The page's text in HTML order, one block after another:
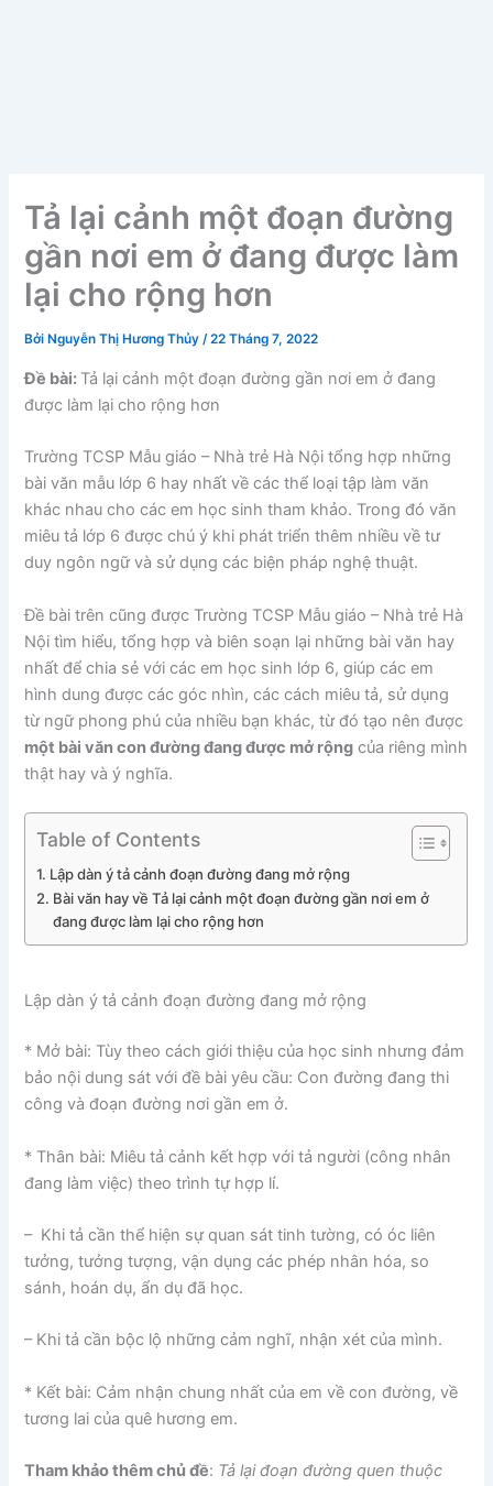
Tả lại cảnh một đoạn đường
gần nơi em ở đang được làm
lại cho rộng hơn
Bởi Nguyễn Thị Hương Thủy/22 Tháng 7, 2022
Đề bài: Tả lại cảnh một đoạn đường gần nơi em ở đang
được làm lại cho rộng hơn
Trường TCSP Mẫu giáo – Nhà trẻ Hà Nội tổng hợp những
bài văn mẫu lớp 6 hay nhất về các thể loại tập làm văn
khác nhau cho các em học sinh tham khảo. Trong đó văn
miêu tả lớp 6 được chú ý khi phát triển thêm nhiều về tư
duy ngôn ngữ và sử dụng các biện pháp nghệ thuật.
Đề bài trên cũng được Trường TCSP Mẫu giáo – Nhà trẻ Hà
Nội tìm hiểu, tổng hợp và biên soạn lại những bài văn hay
nhất để chia sẻ với các em học sinh lớp 6, giúp các em
hình dung được các góc nhìn, các cách miêu tả, sử dụng
từ ngữ phong phú của nhiều bạn khác, từ đó tạo nên được
một bài văn con đường đang được mở rộng của riêng mình
thật hay và ý nghĩa.
Table of Contents
Lập dàn ý tả cảnh đoạn đường đang mở rộng
Bài văn hay về Tả lại cảnh một đoạn đường gần nơi em ở
đang được làm lại cho rộng hơn
Lập dàn ý tả cảnh đoạn đường đang mở rộng
* Mở bài: Tùy theo cách giới thiệu của học sinh nhưng đảm
bảo nội dung sát với đề bài yêu cầu: Con đường đang thi
công và đoạn đường nơi gần em ở.
* Thân bài: Miêu tả cảnh kết hợp với tả người (công nhân
đang làm việc) theo trình tự hợp lí.
– Khi tả cần thể hiện sự quan sát tinh tường, có óc liên
tưởng, tưởng tượng, vận dụng các phép nhân hóa, so
sánh, hoán dụ, ẩn dụ đã học.
– Khi tả cần bộc lộ những cảm nghĩ, nhận xét của mình.
* Kết bài: Cảm nhận chung nhất của em về con đường, về
tương lai của quê hương em.
Tham khảo thêm chủ đề: Tả lại đoạn đường quen thuộc